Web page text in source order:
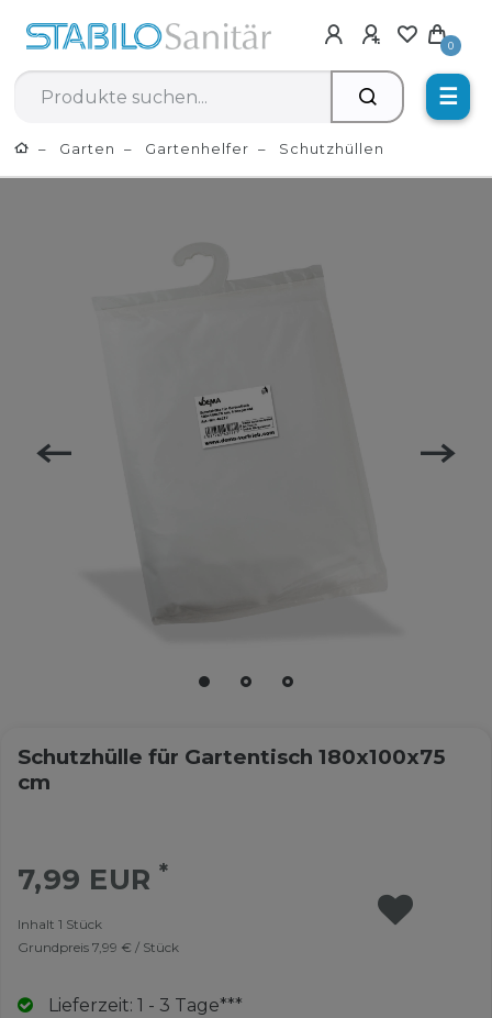
0
☰
Garten Gartenhelfer Schutzhüllen
Schutzhülle für Gartentisch 180x100x75
cm
7,99 EUR*
Inhalt 1 Stück
Grundpreis 7,99 € / Stück
Lieferzeit: 1 - 3 Tage***